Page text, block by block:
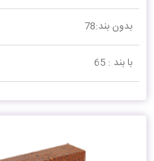
بدون بند:78
با بند : 65